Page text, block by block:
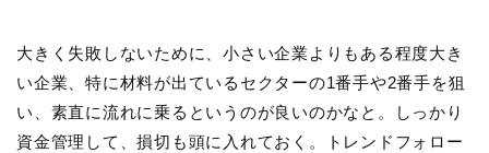
大きく失敗しないために、小さい企業よりもある程度大き
い企業、特に材料が出ているセクターの1番手や2番手を狙
い、素直に流れに乗るというのが良いのかなと。しっかり
資金管理して、損切も頭に入れておく。トレンドフォロー